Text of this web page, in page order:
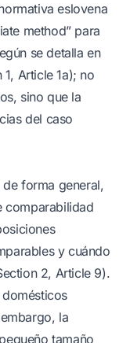
eslovena
method” para
se detalla en
1, Article 1a); no
sino que la
del caso
de forma general,
comparabilidad
y cuándo
2, Article 9).
la
tamaño